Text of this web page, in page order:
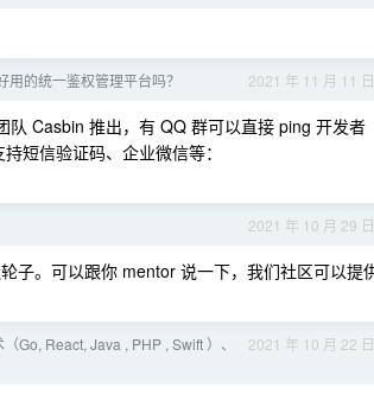
2021 年 11 月 11 日
的统一鉴权管理平台吗？
Casbin 推出，有 QQ 群可以直接 ping 开发者
短信验证码、企业微信等：
2021 年 10 月 29 日
子。可以跟你 mentor 说一下，我们社区可以提
2021 年 10 月 22 日
Go, React, Java , PHP , Swift ）、